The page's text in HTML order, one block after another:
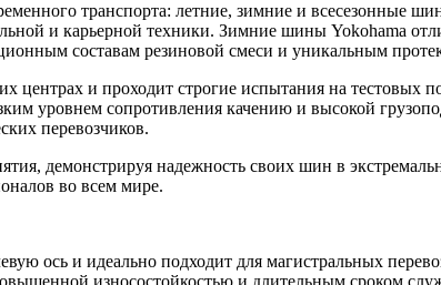
транспорта: летние, зимние и всесезонные
и карьерной техники. Зимние шины Yokohama
составам резиновой смеси и уникальным
центрах и проходит строгие испытания на тестовых
уровнем сопротивления качению и высокой
перевозчиков.
демонстрируя надежность своих шин в
во всем мире.
ось и идеально подходит для магистральных